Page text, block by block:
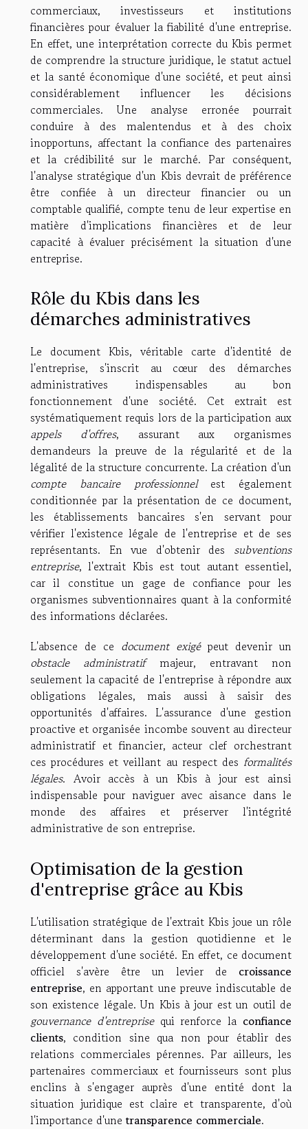
commerciaux, investisseurs et institutions
financières pour évaluer la fiabilité d'une entreprise.
En effet, une interprétation correcte du Kbis permet
de comprendre la structure juridique, le statut actuel
et la santé économique d'une société, et peut ainsi
considérablement influencer les décisions
commerciales. Une analyse erronée pourrait
conduire à des malentendus et à des choix
inopportuns, affectant la confiance des partenaires
et la crédibilité sur le marché. Par conséquent,
l'analyse stratégique d'un Kbis devrait de préférence
être confiée à un directeur financier ou un
comptable qualifié, compte tenu de leur expertise en
matière d'implications financières et de leur
capacité à évaluer précisément la situation d'une
entreprise.
Rôle du Kbis dans les
démarches administratives
Le document Kbis, véritable carte d'identité de
l'entreprise, s'inscrit au cœur des démarches
administratives indispensables au bon
fonctionnement d'une société. Cet extrait est
systématiquement requis lors de la participation aux
appels d'offres, assurant aux organismes
demandeurs la preuve de la régularité et de la
légalité de la structure concurrente. La création d'un
compte bancaire professionnelest également
conditionnée par la présentation de ce document,
les établissements bancaires s'en servant pour
vérifier l'existence légale de l'entreprise et de ses
représentants. En vue d'obtenir des subventions
entreprise, l'extrait Kbis est tout autant essentiel,
car il constitue un gage de confiance pour les
organismes subventionnaires quant à la conformité
des informations déclarées.
L'absence de ce document exigépeut devenir un
obstacle administratifmajeur, entravant non
seulement la capacité de l'entreprise à répondre aux
obligations légales, mais aussi à saisir des
opportunités d'affaires. L'assurance d'une gestion
proactive et organisée incombe souvent au directeur
administratif et financier, acteur clef orchestrant
ces procédures et veillant au respect des formalités
légales. Avoir accès à un Kbis à jour est ainsi
indispensable pour naviguer avec aisance dans le
monde des affaires et préserver l'intégrité
administrative de son entreprise.
Optimisation de la gestion
d'entreprise grâce au Kbis
L'utilisation stratégique de l'extrait Kbis joue un rôle
déterminant dans la gestion quotidienne et le
développement d'une société. En effet, ce document
officiel s'avère être un levier de croissance
entreprise, en apportant une preuve indiscutable de
son existence légale. Un Kbis à jour est un outil de
gouvernance d'entreprisequi renforce la confiance
clients, condition sine qua non pour établir des
relations commerciales pérennes. Par ailleurs, les
partenaires commerciaux et fournisseurs sont plus
enclins à s'engager auprès d'une entité dont la
situation juridique est claire et transparente, d'où
l'importance d'unetransparence commerciale.